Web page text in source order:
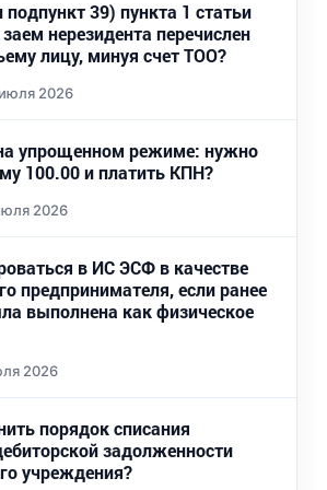
39) пункта 1 статьи
нерезидента перечислен
лицу, минуя счет ТОО?
2026
упрощенном режиме: нужно
100.00 и платить КПН?
2026
в ИС ЭСФ в качестве
предпринимателя, если ранее
выполнена как физическое
2026
порядок списания
задолженности
учреждения?